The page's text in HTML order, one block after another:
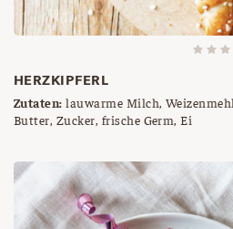
HERZKIPFERL
Zutaten: lauwarme Milch, Weizenmehl 700, Salz,
Butter, Zucker, frische Germ, Ei